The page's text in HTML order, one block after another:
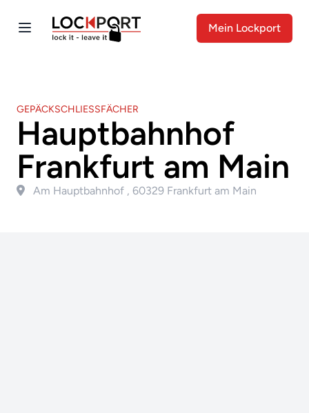
Mein Lockport
GEPÄCKSCHLIESSFÄCHER
Hauptbahnhof
Frankfurt am Main
Am Hauptbahnhof , 60329 Frankfurt am Main